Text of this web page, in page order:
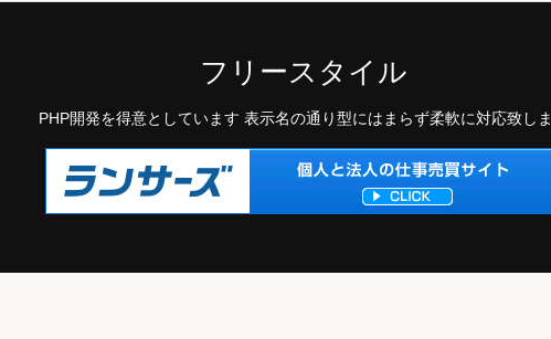
フリースタイル
PHP開発を得意としています 表示名の通り型にはまらず柔軟に対応致し